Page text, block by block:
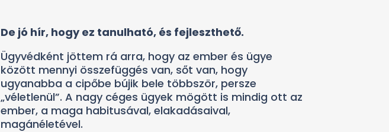
De jó hír, hogy ez tanulható, és fejleszthető.
Ügyvédként jöttem rá arra, hogy az ember és ügye
között mennyi összefüggés van, sőt van, hogy
ugyanabba a cipőbe bújik bele többször, persze
„véletlenül”. A nagy céges ügyek mögött is mindig ott az
ember, a maga habitusával, elakadásaival,
magánéletével.